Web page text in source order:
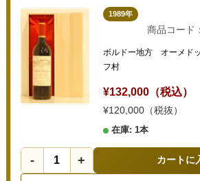
1989年
商品コード
ボルドー地方 オーメド
フ村
¥132,000（税込）
¥120,000（税抜）
在庫: 1本
- + カートに